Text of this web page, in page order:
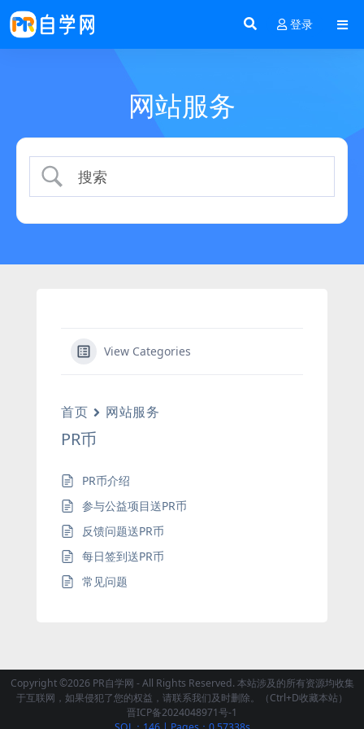
登录
网站服务
View Categories
首页 网站服务
PR币
PR币介绍
参与公益项目送PR币
反馈问题送PR币
每日签到送PR币
常见问题
Copyright ©2026 PR自学网 - All Rights Reserved. 本站涉及的所有资源均收集
于互联网，如果侵犯了您的权益，请联系我们及时删除。（Ctrl+D收藏本站）
晋ICP备2024048971号-1